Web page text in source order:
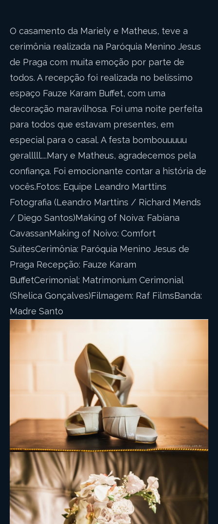
O casamento da Mariely e Matheus, teve a
cerimônia realizada na Paróquia Menino Jesus
de Praga com muita emoção por parte de
todos. A recepção foi realizada no belíssimo
espaço Fauze Karam Buffet, com uma
decoração maravilhosa. Foi uma noite perfeita
para todos que estavam presentes, em
especial para o casal. A festa bombouuuuu
geralllll....Mary e Matheus, agradecemos pela
confiança. Foi emocionante contar a história de
vocês.Fotos: Equipe Leandro Marttins
Fotografia (Leandro Marttins / Richard Mends
/ Diego Santos)Making of Noiva: Fabiana
CavassanMaking of Noivo: Comfort
SuitesCerimônia: Paróquia Menino Jesus de
Praga Recepção: Fauze Karam
BuffetCerimonial: Matrimonium Cerimonial
(Shelica Gonçalves)Filmagem: Raf FilmsBanda:
Madre Santo